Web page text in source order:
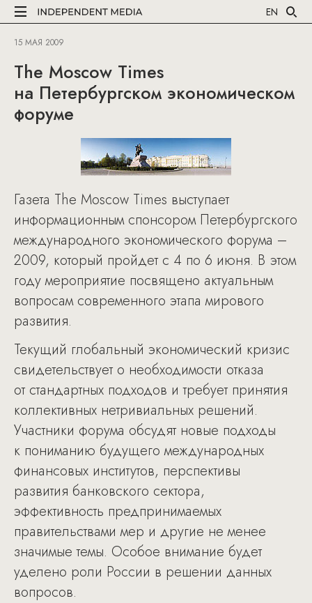
EN
15 МАЯ 2009
The Moscow Times
на Петербургском экономическом
форуме
Газета The Moscow Times выступает
информационным спонсором Петербургского
международного экономического форума –
2009, который пройдет с 4 по 6 июня. В этом
году мероприятие посвящено актуальным
вопросам современного этапа мирового
развития.
Текущий глобальный экономический кризис
свидетельствует о необходимости отказа
от стандартных подходов и требует принятия
коллективных нетривиальных решений.
Участники форума обсудят новые подходы
к пониманию будущего международных
финансовых институтов, перспективы
развития банковского сектора,
эффективность предпринимаемых
правительствами мер и другие не менее
значимые темы. Особое внимание будет
уделено роли России в решении данных
вопросов.